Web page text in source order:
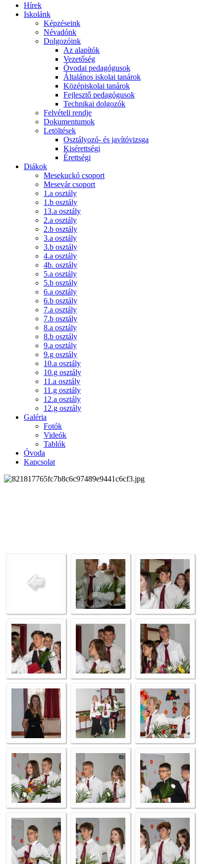
Hírek
Iskolánk
Képzéseink
Névadónk
Dolgozóink
Az alapítók
Vezetőség
Óvodai pedagógusok
Általános iskolai tanárok
Középiskolai tanárok
Fejlesztő pedagógusok
Technikai dolgozók
Felvételi rendje
Dokumentumok
Letöltések
Osztályozó- és javítóvizsga
Kisérettségi
Érettségi
Diákok
Mesekuckó csoport
Mesevár csoport
1.a osztály
1.b osztály
13.a osztály
2.a osztály
2.b osztály
3.a osztály
3.b osztály
4.a osztály
4b. osztály
5.a osztály
5.b osztály
6.a osztály
6.b osztály
7.a osztály
7.b osztály
8.a osztály
8.b osztály
9.a osztály
9.g osztály
10.a osztály
10.g osztály
11.a osztály
11.g osztály
12.a osztály
12.g osztály
Galéria
Fotók
Videók
Tablók
Óvoda
Kapcsolat